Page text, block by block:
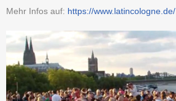
Mehr Infos auf: https://www.latincologne.de/